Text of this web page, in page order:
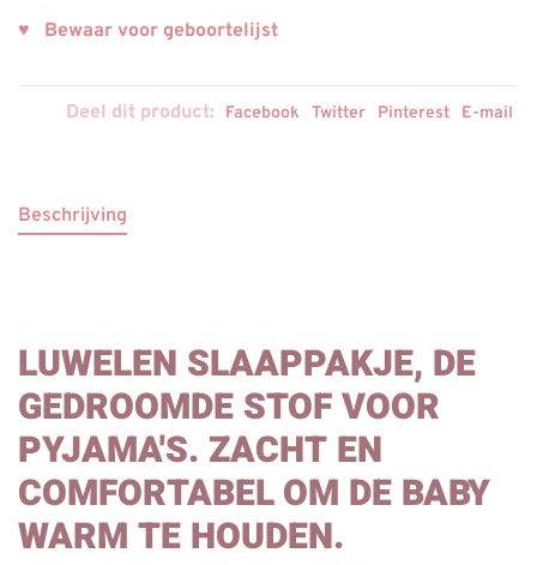
♥ Bewaar voor geboortelijst
Deel dit product: Facebook Twitter Pinterest E-mail
Beschrijving
LUWELEN SLAAPPAKJE, DE
GEDROOMDE STOF VOOR
PYJAMA'S. ZACHT EN
COMFORTABEL OM DE BABY
WARM TE HOUDEN.